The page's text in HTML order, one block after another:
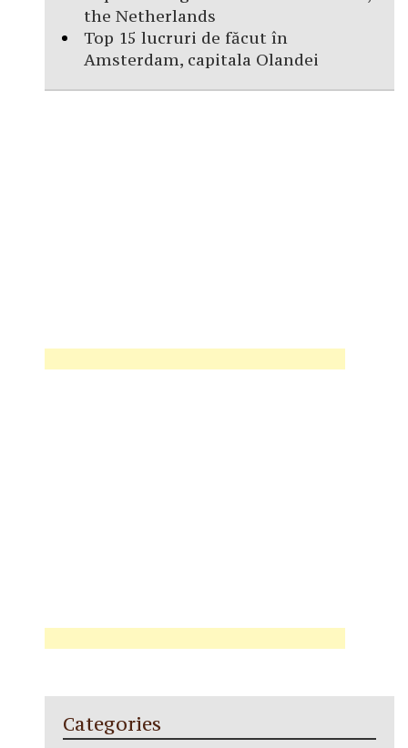
the Netherlands
Top 15 lucruri de făcut în
Amsterdam, capitala Olandei
Categories